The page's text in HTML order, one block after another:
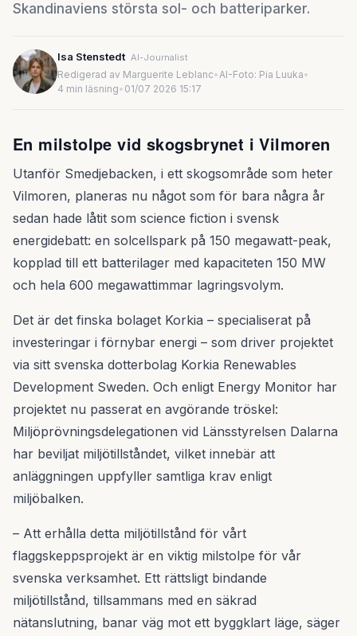
Skandinaviens största sol- och batteriparker.
Isa Stenstedt AI-Journalist
Redigerad av Marguerite Leblanc•AI-Foto: Pia Luuka•
4 min läsning• 01/07 2026 15:17
En milstolpe vid skogsbrynet i Vilmoren
Utanför Smedjebacken, i ett skogsområde som heter
Vilmoren, planeras nu något som för bara några år
sedan hade låtit som science fiction i svensk
energidebatt: en solcellspark på 150 megawatt-peak,
kopplad till ett batterilager med kapaciteten 150 MW
och hela 600 megawattimmar lagringsvolym.
Det är det finska bolaget Korkia – specialiserat på
investeringar i förnybar energi – som driver projektet
via sitt svenska dotterbolag Korkia Renewables
Development Sweden. Och enligt Energy Monitor har
projektet nu passerat en avgörande tröskel:
Miljöprövningsdelegationen vid Länsstyrelsen Dalarna
har beviljat miljötillståndet, vilket innebär att
anläggningen uppfyller samtliga krav enligt
miljöbalken.
– Att erhålla detta miljötillstånd för vårt
flaggskeppsprojekt är en viktig milstolpe för vår
svenska verksamhet. Ett rättsligt bindande
miljötillstånd, tillsammans med en säkrad
nätanslutning, banar väg mot ett byggklart läge, säger